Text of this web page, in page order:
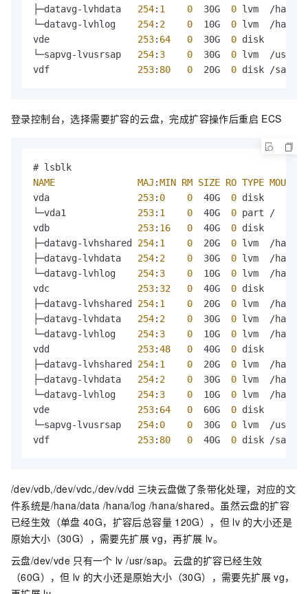
├─datavg-lvhdata 254: 1 0
  30G
0 lvm  /hana/
└─datavg-lvhlog 254: 2 0
  10G
0 lvm  /hana/
vde 253: 64 0
  30G
0 disk
└─sapvg-lvusrsap 254: 3 0
  30G
0 lvm  /usr/
vdf 253: 80 0
  20G
0 disk /sapcd
登录控制台，选择需要扩容的云盘，完成扩容操作后重启 ECS
NAME
MAJ :MIN RM SIZE RO TYPE
vda 253: 0 0
  40G
0 disk
└─vda1 253: 1 0
  40G
0 part /
vdb 253: 16 0
  40G
0 disk
├─datavg-lvhshared 254: 1 0
  20G
0 lvm  /hana/
├─datavg-lvhdata 254: 2 0
  30G
0 lvm  /hana/
└─datavg-lvhlog 254: 3 0
  10G
0 lvm  /hana/
vdc 253: 32 0
  40G
0 disk
├─datavg-lvhshared 254: 1 0
  20G
0 lvm  /hana/
├─datavg-lvhdata 254: 2 0
  30G
0 lvm  /hana/
└─datavg-lvhlog 254: 3 0
  10G
0 lvm  /hana/
vdd 253:48 0
  40G
0 disk
├─datavg-lvhshared 254: 1 0
  20G
0 lvm  /hana/
├─datavg-lvhdata 254: 2 0
  30G
0 lvm  /hana/
└─datavg-lvhlog 254: 3 0
  10G
0 lvm  /hana/
vde 253: 64 0
  60G
0 disk
└─sapvg-lvusrsap 254: 0 0
  30G
0 lvm  /usr/
vdf 253: 80 0
  40G
0 disk /sapcd
/dev/vdb,/dev/vdc,/dev/vdd 三块云盘做了条带化处理，对应的文
件系统是/hana/data /hana/log /hana/shared。虽然云盘的扩容
已经生效（单盘 40G，扩容后总容量 120G），但 lv 的大小还是
原始大小（30G），需要先扩展 vg，再扩展 lv。
云盘/dev/vde 只有一个 lv /usr/sap。云盘的扩容已经生效
（60G），但 lv 的大小还是原始大小（30G），需要先扩展 vg，